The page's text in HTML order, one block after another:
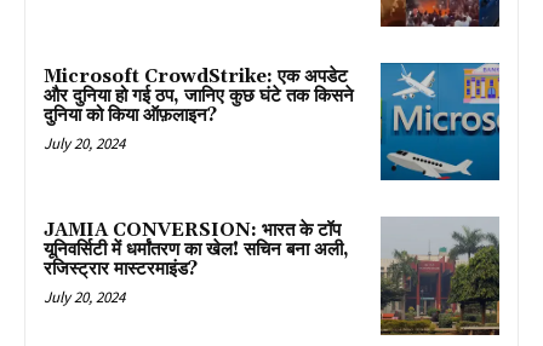
Microsoft CrowdStrike: एक अपडेट
और दुनिया हो गई ठप, जानिए कुछ घंटे तक किसने
दुनिया को किया ऑफ़लाइन?
July 20, 2024
JAMIA CONVERSION: भारत के टॉप
यूनिवर्सिटी में धर्मांतरण का खेल! सचिन बना अली,
रजिस्ट्रार मास्टरमाइंड?
July 20, 2024